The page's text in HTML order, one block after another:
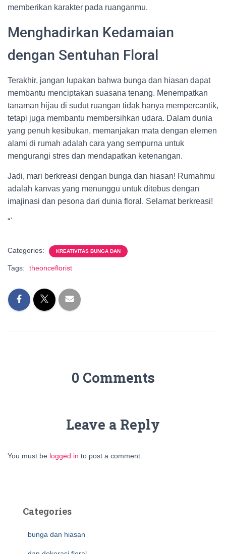
memberikan karakter pada ruanganmu.
Menghadirkan Kedamaian
dengan Sentuhan Floral
Terakhir, jangan lupakan bahwa bunga dan hiasan dapat
membantu menciptakan suasana tenang. Menempatkan
tanaman hijau di sudut ruangan tidak hanya mempercantik,
tetapi juga membantu membersihkan udara. Dalam dunia
yang penuh kesibukan, memanjakan mata dengan elemen
alami di rumah adalah cara yang sempurna untuk
mengurangi stres dan mendapatkan ketenangan.
Jadi, mari berkreasi dengan bunga dan hiasan! Rumahmu
adalah kanvas yang menunggu untuk ditebus dengan
imajinasi dan pesona dari dunia floral. Selamat berkreasi!
“`
Categories: KREATIVITAS BUNGA DAN
Tags: theonceflorist
0 Comments
Leave a Reply
You must be logged in to post a comment.
Categories
bunga dan hiasan